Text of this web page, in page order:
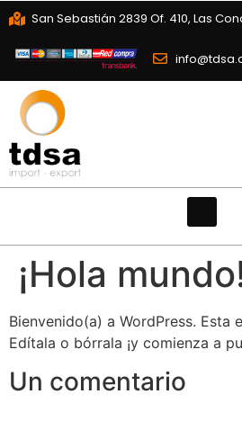
San Sebastián 2839 Of. 410, Las
¡Hola
Bienvenido(a) a WordPress. Esta
Edítala o bórrala ¡y comienza a
Un comentario